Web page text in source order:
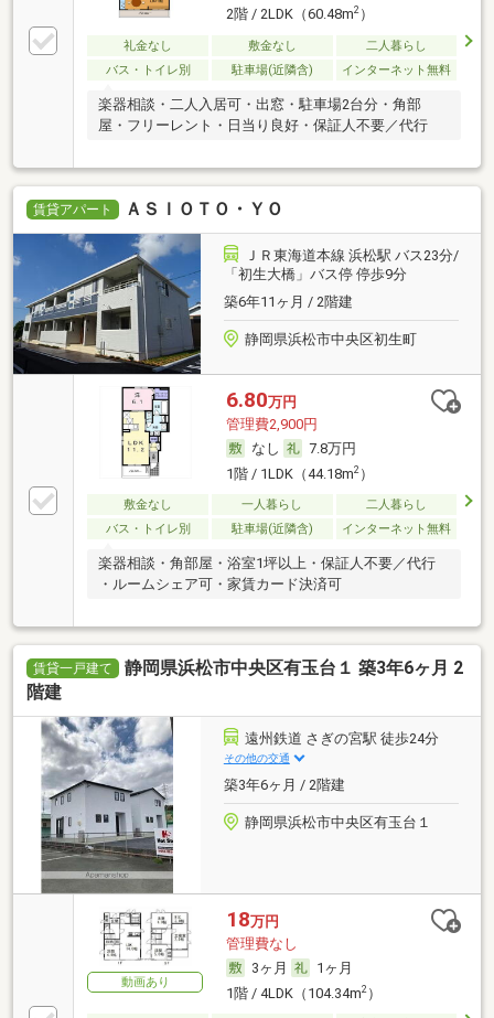
2階 / 2LDK（60.48m2）
礼金なし 敷金なし
二人暮らし
バス・トイレ別
駐車場(近隣含) インターネット無料
楽器相談・二人入居可・出窓・駐車場2台分・角部
屋・フリーレント・日当り良好・保証人不要／代行
賃貸アパート ＡＳＩＯＴＯ・ＹＯ
ＪＲ東海道本線 浜松駅 バス23分/
「初生大橋」バス停 停歩9分
築6年11ヶ月 / 2階建
静岡県浜松市中央区初生町
6.80万円
管理費2,900円
なし
7.8万円
1階 / 1LDK（44.18m2）
敷金なし 一人暮らし
二人暮らし
バス・トイレ別
駐車場(近隣含) インターネット無料
楽器相談・角部屋・浴室1坪以上・保証人不要／代行
・ルームシェア可・家賃カード決済可
賃貸一戸建て
静岡県浜松市中央区有玉台１ 築3年6ヶ月 2
階建
遠州鉄道 さぎの宮駅 徒歩24分
その他の交通
築3年6ヶ月 / 2階建
静岡県浜松市中央区有玉台１
動画あり
18万円
管理費なし
3ヶ月
1ヶ月
1階 / 4LDK（104.34m2）